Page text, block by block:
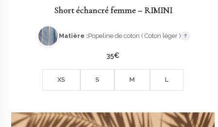
Short échancré femme – RIMINI
Matière :Popeline de coton ( Coton léger ) ?
35€
XS S M L